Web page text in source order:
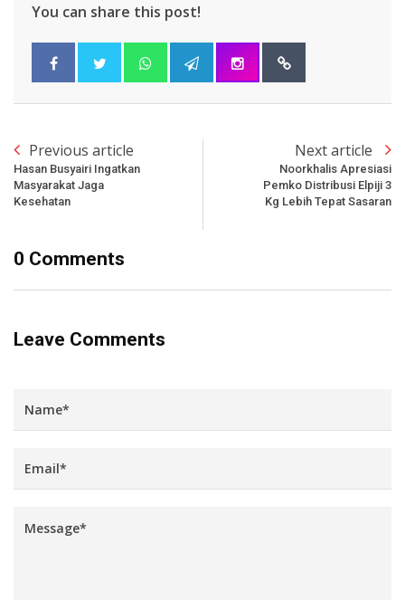
You can share this post!
Previous article
Hasan Busyairi Ingatkan
Masyarakat Jaga
Kesehatan
Next article
Noorkhalis Apresiasi
Pemko Distribusi Elpiji 3
Kg Lebih Tepat Sasaran
0 Comments
Leave Comments